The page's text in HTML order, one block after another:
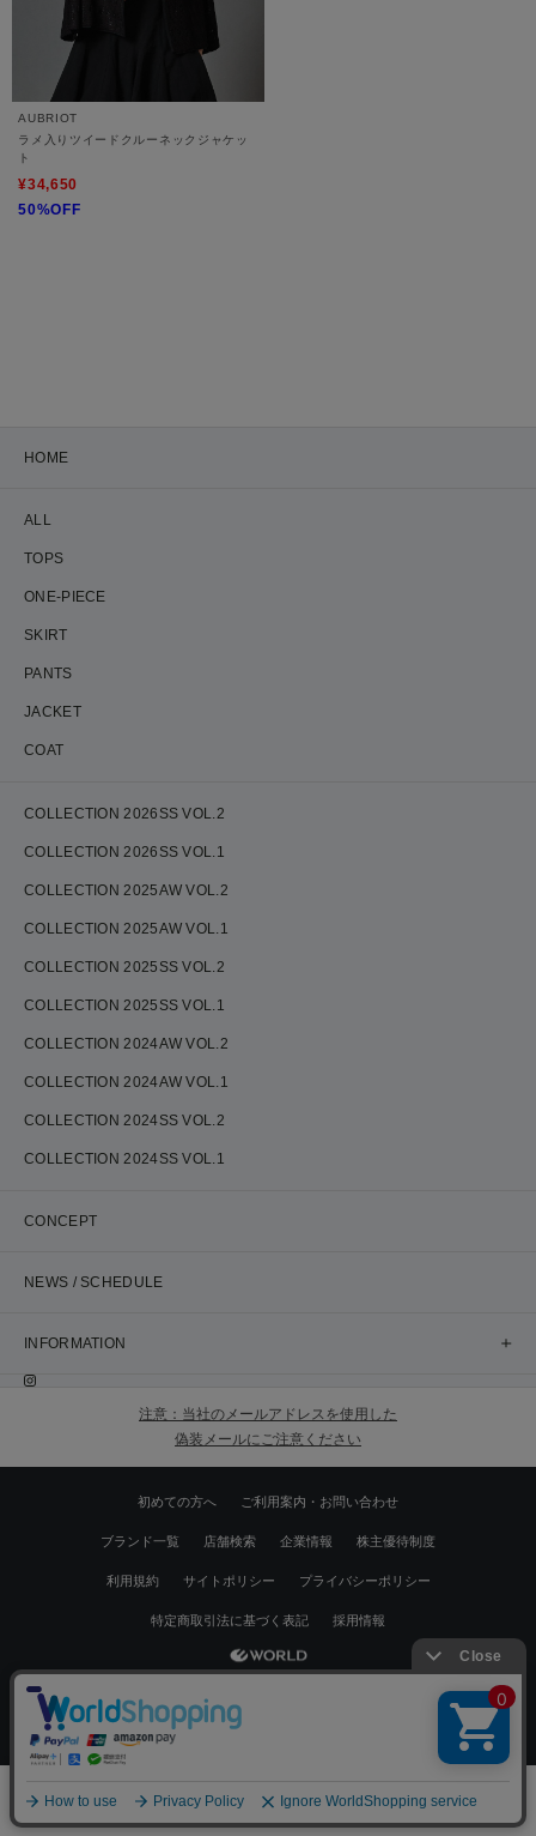
絞り込む
AUBRIOT
ラメ入りツイードクルーネックジャケッ
ト
¥34,650
50%OFF
HOME
ALL
TOPS
ONE-PIECE
SKIRT
PANTS
JACKET
COAT
COLLECTION 2026SS VOL.2
COLLECTION 2026SS VOL.1
COLLECTION 2025AW VOL.2
COLLECTION 2025AW VOL.1
COLLECTION 2025SS VOL.2
COLLECTION 2025SS VOL.1
COLLECTION 2024AW VOL.2
COLLECTION 2024AW VOL.1
COLLECTION 2024SS VOL.2
COLLECTION 2024SS VOL.1
CONCEPT
NEWS / SCHEDULE
INFORMATION
注意：当社のメールアドレスを使用した
偽装メールにご注意ください
初めての方へ ご利用案内・お問い合わせ
ブランド一覧 店舗検索 企業情報 株主優待制度
利用規約 サイトポリシー プライバシーポリシー
特定商取引法に基づく表記 採用情報